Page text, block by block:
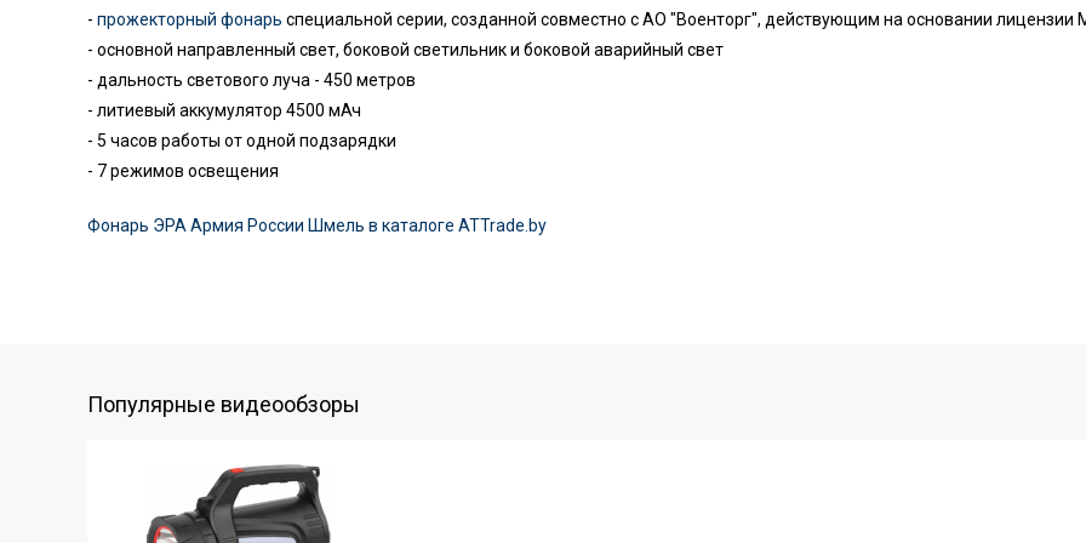
- прожекторный фонарь специальной серии, созданной совместно с АО "Военторг", действующим на основании лицензии
- основной направленный свет, боковой светильник и боковой аварийный свет
- дальность светового луча - 450 метров
- литиевый аккумулятор 4500 мАч
- 5 часов работы от одной подзарядки
- 7 режимов освещения
Фонарь ЭРА Армия России Шмель в каталоге ATTrade.by
Популярные видеообзоры